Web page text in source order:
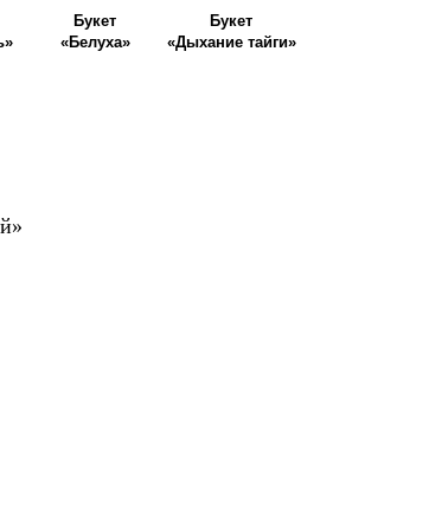
Букет
«Белуха»
Букет
«Дыхание тайги»